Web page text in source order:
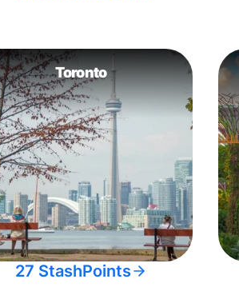
Toronto
27 StashPoints